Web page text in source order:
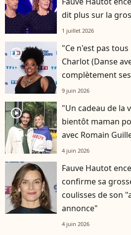
dit plus sur la
1 juillet 2026
player2
"Ce n'est pas
Charlot (Danse
complètement
9 juin 2026
player2
"Un cadeau de la
bientôt maman
avec Romain
4 juin 2026
Fauve Hautot
confirme sa
coulisses de son
annonce"
4 juin 2026